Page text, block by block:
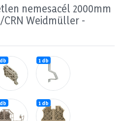
nemesacél 2000mm
CRN Weidmüller -
1 db
1 db